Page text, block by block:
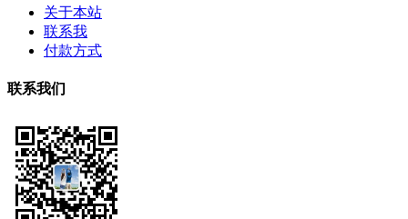
关于本站
联系我
付款方式
联系我们